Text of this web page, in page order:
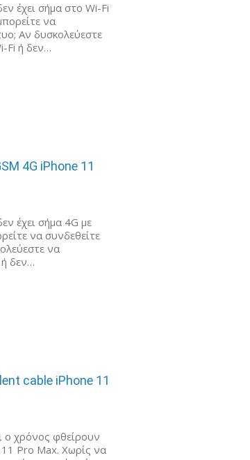
έχει σήμα στο Wi-Fi
να
Αν δυσκολεύεστε
Fi ή δεν…
4G iPhone 11
έχει σήμα 4G με
να συνδεθείτε
να
ή δεν…
cable iPhone 11
ο χρόνος φθείρουν
Pro Max. Χωρίς να